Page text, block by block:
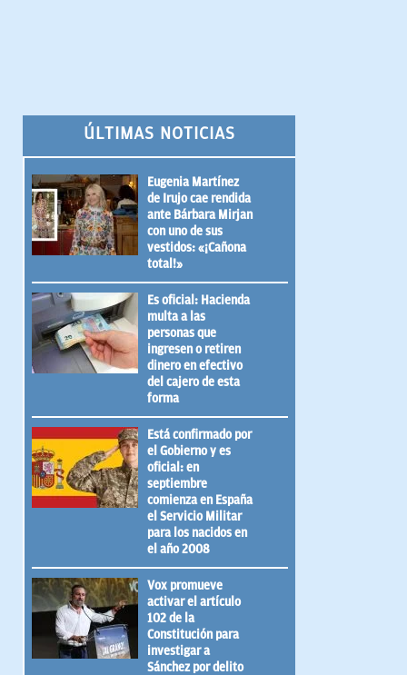
ÚLTIMAS NOTICIAS
Eugenia Martínez
de Irujo cae rendida
ante Bárbara Mirjan
con uno de sus
vestidos: «¡Cañona
total!»
Es oficial: Hacienda
multa a las
personas que
ingresen o retiren
dinero en efectivo
del cajero de esta
forma
Está confirmado por
el Gobierno y es
oficial: en
septiembre
comienza en España
el Servicio Militar
para los nacidos en
el año 2008
Vox promueve
activar el artículo
102 de la
Constitución para
investigar a
Sánchez por delito